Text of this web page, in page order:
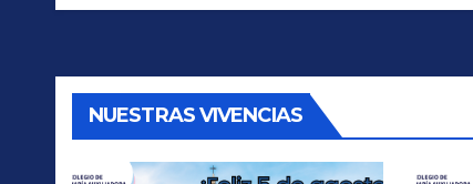
NUESTRAS VIVENCIAS